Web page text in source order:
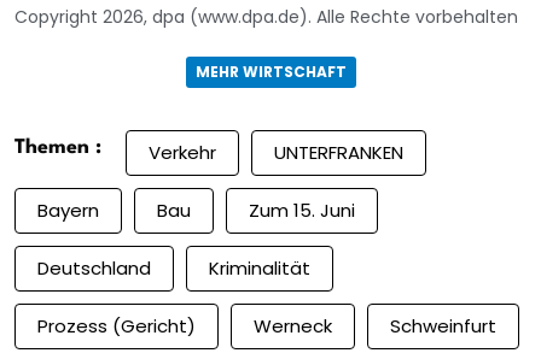
Copyright 2026, dpa (www.dpa.de). Alle Rechte vorbehalten
MEHR WIRTSCHAFT
Themen : Verkehr UNTERFRANKEN
Bayern Bau Zum 15. Juni
Deutschland Kriminalität
Prozess (Gericht) Werneck Schweinfurt